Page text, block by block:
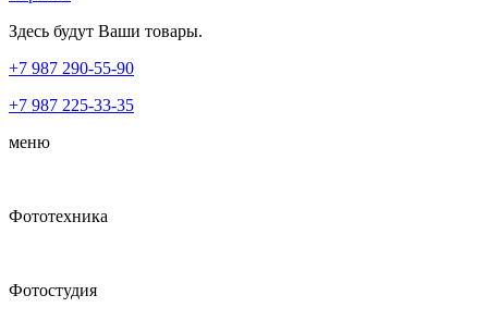
Здесь будут Ваши товары.
+7 987 290-55-90
+7 987 225-33-35
меню
Фототехника
Фотостудия